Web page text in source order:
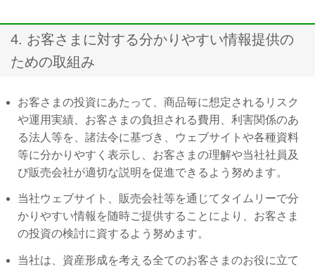
4. お客さまに対する分かりやすい情報提供の
ための取組み
お客さまの投資にあたって、商品毎に想定されるリスク
や運用実績、お客さまの負担される費用、利害関係のあ
る法人等を、諸法令に基づき、ウェブサイトや各種資料
等に分かりやすく表示し、お客さまの理解や当社社員及
び販売会社が適切な説明を促進できるよう努めます。
当社ウェブサイト、販売会社等を通じてタイムリーで分
かりやすい情報を随時ご提供することにより、お客さま
の投資の検討に資するよう努めます。
当社は、資産形成を考える全てのお客さまのお役に立て